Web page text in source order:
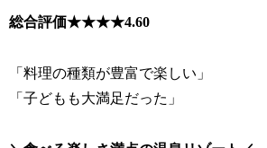
総合評価★★★★4.60
「料理の種類が豊富で楽しい」
「子どもも大満足だった」